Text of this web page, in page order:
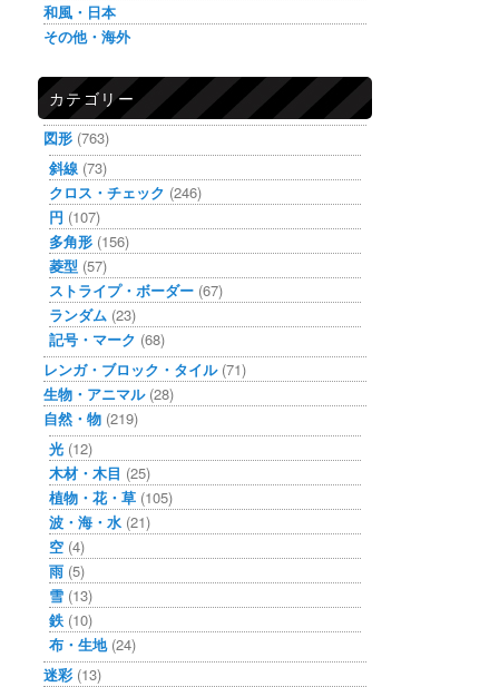
和風・日本
その他・海外
カテゴリー
図形 (763)
斜線 (73)
クロス・チェック (246)
円 (107)
多角形 (156)
菱型 (57)
ストライプ・ボーダー (67)
ランダム (23)
記号・マーク (68)
レンガ・ブロック・タイル(71)
生物・アニマル(28)
自然・物 (219)
光 (12)
木材・木目 (25)
植物・花・草 (105)
波・海・水 (21)
空 (4)
雨 (5)
雪 (13)
鉄 (10)
布・生地(24)
迷彩 (13)